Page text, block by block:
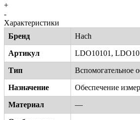
+
-
Характеристики
Бренд
Hach
Артикул LDO10101,
Тип Вспомогательное
Назначение Обеспечение
Материал —